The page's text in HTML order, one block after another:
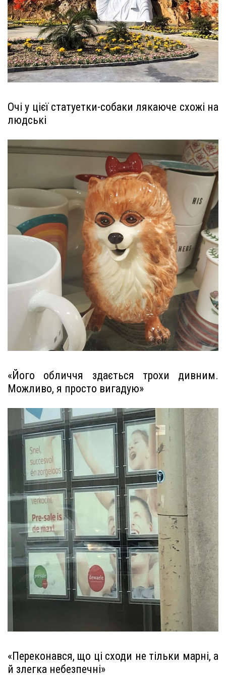
Очі у цієї статуетки-собаки лякаюче схожі на
людські
«Його обличчя здається трохи дивним.
Можливо, я просто вигадую»
«Переконався, що ці сходи не тільки марні, а
й злегка небезпечні»